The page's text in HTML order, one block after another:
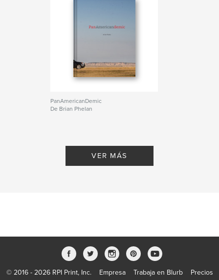
PanAmericanDemic
De Brian Phelan
VER MÁS
© 2016 - 2026 RPI Print, Inc. Empresa Trabaja en Blurb Precios